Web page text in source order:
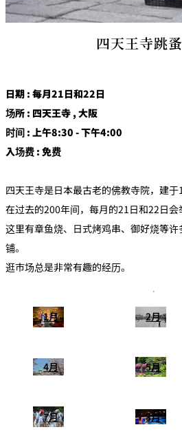
四天王寺跳
日期 : 每月21日和22日
场所 : 四天王寺 , 大阪
时间 : 上午8:30 - 下午4:00
入场费 : 免费
四天王寺是日本最古老的佛教寺院，建于
在过去的200年间，每月的21日和22日会
这里有章鱼烧、日式烤鸡串、御好烧等
铺。
逛市场总是非常有趣的经历。
1月 2月
4月 5月
7月 8月